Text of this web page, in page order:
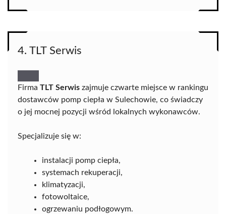
4. TLT Serwis
Firma TLT Serwis zajmuje czwarte miejsce w rankingu
dostawców pomp ciepła w Sulechowie, co świadczy
o jej mocnej pozycji wśród lokalnych wykonawców.
Specjalizuje się w:
instalacji pomp ciepła,
systemach rekuperacji,
klimatyzacji,
fotowoltaice,
ogrzewaniu podłogowym.